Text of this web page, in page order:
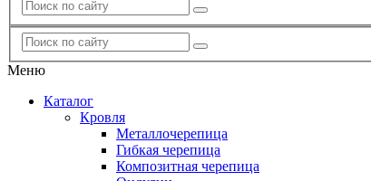
Меню
Каталог
Кровля
Металлочерепица
Гибкая черепица
Композитная черепица